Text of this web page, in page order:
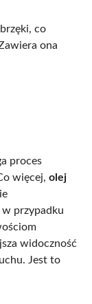
co
ona
proces
więcej, olej
przypadku
widoczność
Jest to